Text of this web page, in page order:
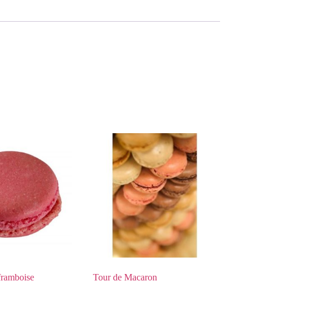
Tour de Macaron